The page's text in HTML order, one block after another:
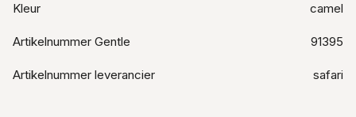
Kleur camel
Artikelnummer Gentle 91395
Artikelnummer leverancier safari